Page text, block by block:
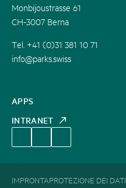
APPS
INTRANET
Monbijoustrasse 61
CH-3007 Berna
Tel. +41 (0)31 381 10 71
info@parks.swiss
IMPRONTAPROTEZIONE DEI DATI